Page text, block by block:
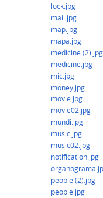
lock.jpg
mail.jpg
map.jpg
mapa.jpg
medicine (2).jpg
medicine.jpg
mic.jpg
money.jpg
movie.jpg
movie02.jpg
mundi.jpg
music.jpg
music02.jpg
notification.jpg
people (2).jpg
people.jpg